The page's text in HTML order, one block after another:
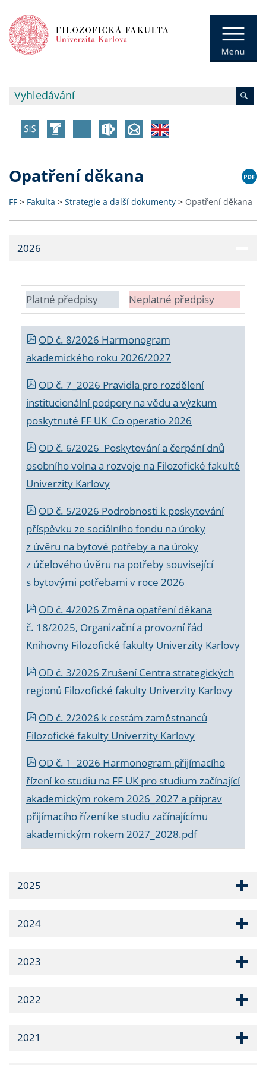
Opatření děkana
FF > Fakulta > Strategie a další dokumenty > Opatření děkana
2026
Platné předpisy Neplatné předpisy
OD č. 8/2026 Harmonogram
akademického roku 2026/2027
OD č. 7_2026 Pravidla pro rozdělení
institucionální podpory na vědu a výzkum
poskytnuté FF UK_Co operatio 2026
OD č. 6/2026 Poskytování a čerpání dnů
osobního volna a rozvoje na Filozofické fakultě
Univerzity Karlovy
OD č. 5/2026 Podrobnosti k poskytování
příspěvku ze sociálního fondu na úroky
z úvěru na bytové potřeby a na úroky
z účelového úvěru na potřeby související
s bytovými potřebami v roce 2026
OD č. 4/2026 Změna opatření děkana
č. 18/2025, Organizační a provozní řád
Knihovny Filozofické fakulty Univerzity Karlovy
OD č. 3/2026 Zrušení Centra strategických
regionů Filozofické fakulty Univerzity Karlovy
OD č. 2/2026 k cestám zaměstnanců
Filozofické fakulty Univerzity Karlovy
OD č. 1_2026 Harmonogram přijímacího
řízení ke studiu na FF UK pro studium začínající
akademickým rokem 2026_2027 a příprav
přijímacího řízení ke studiu začínajícímu
akademickým rokem 2027_2028.pdf
2025
2024
2023
2022
2021